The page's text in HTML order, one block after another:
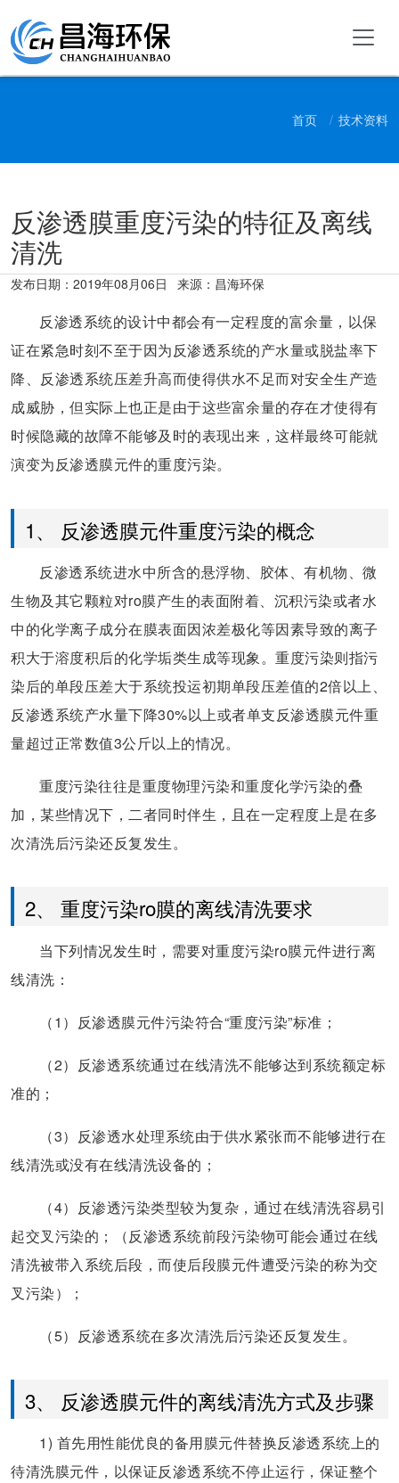
首页 技术资料
反渗透膜重度污染的特征及离线
清洗
发布日期： 2019年08月06日 来源：昌海环保
反渗透系统的设计中都会有一定程度的富余量，以保
证在紧急时刻不至于因为反渗透系统的产水量或脱盐率下
降、反渗透系统压差升高而使得供水不足而对安全生产造
成威胁，但实际上也正是由于这些富余量的存在才使得有
时候隐藏的故障不能够及时的表现出来，这样最终可能就
演变为反渗透膜元件的重度污染。
1、 反渗透膜元件重度污染的概念
反渗透系统进水中所含的悬浮物、胶体、有机物、微
生物及其它颗粒对ro膜产生的表面附着、沉积污染或者水
中的化学离子成分在膜表面因浓差极化等因素导致的离子
积大于溶度积后的化学垢类生成等现象。重度污染则指污
染后的单段压差大于系统投运初期单段压差值的2倍以上、
反渗透系统产水量下降30%以上或者单支反渗透膜元件重
量超过正常数值3公斤以上的情况。
重度污染往往是重度物理污染和重度化学污染的叠
加，某些情况下，二者同时伴生，且在一定程度上是在多
次清洗后污染还反复发生。
2、 重度污染ro膜的离线清洗要求
当下列情况发生时，需要对重度污染ro膜元件进行离
线清洗：
（1）反渗透膜元件污染符合“重度污染”标准；
（2）反渗透系统通过在线清洗不能够达到系统额定标
准的；
（3）反渗透水处理系统由于供水紧张而不能够进行在
线清洗或没有在线清洗设备的；
（4）反渗透污染类型较为复杂，通过在线清洗容易引
起交叉污染的；（反渗透系统前段污染物可能会通过在线
清洗被带入系统后段，而使后段膜元件遭受污染的称为交
叉污染）；
（5）反渗透系统在多次清洗后污染还反复发生。
3、 反渗透膜元件的离线清洗方式及步骤
1) 首先用性能优良的备用膜元件替换反渗透系统上的
待清洗膜元件，以保证反渗透系统不停止运行，保证整个